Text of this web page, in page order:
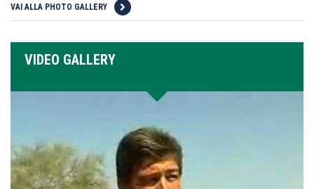
VAI ALLA PHOTO GALLERY
VIDEO GALLERY